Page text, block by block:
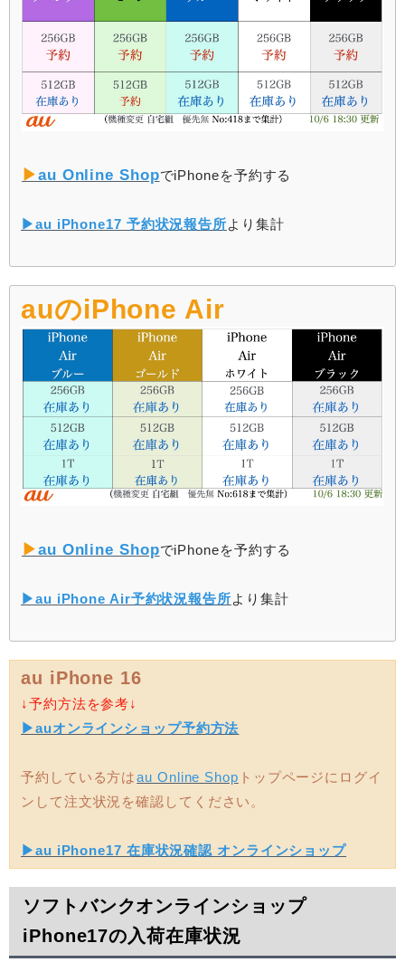
▶︎au Online ShopでiPhoneを予約する
▶︎au iPhone17 予約状況報告所より集計
auのiPhone Air
▶︎au Online ShopでiPhoneを予約する
▶︎au iPhone Air予約状況報告所より集計
au iPhone 16
↓予約方法を参考↓
▶︎auオンラインショップ予約方法
予約している方はau Online Shop トップページにログイ
ンして注文状況を確認してください。
▶︎au iPhone17 在庫状況確認 オンラインショップ
ソフトバンクオンラインショップ
iPhone17の入荷在庫状況